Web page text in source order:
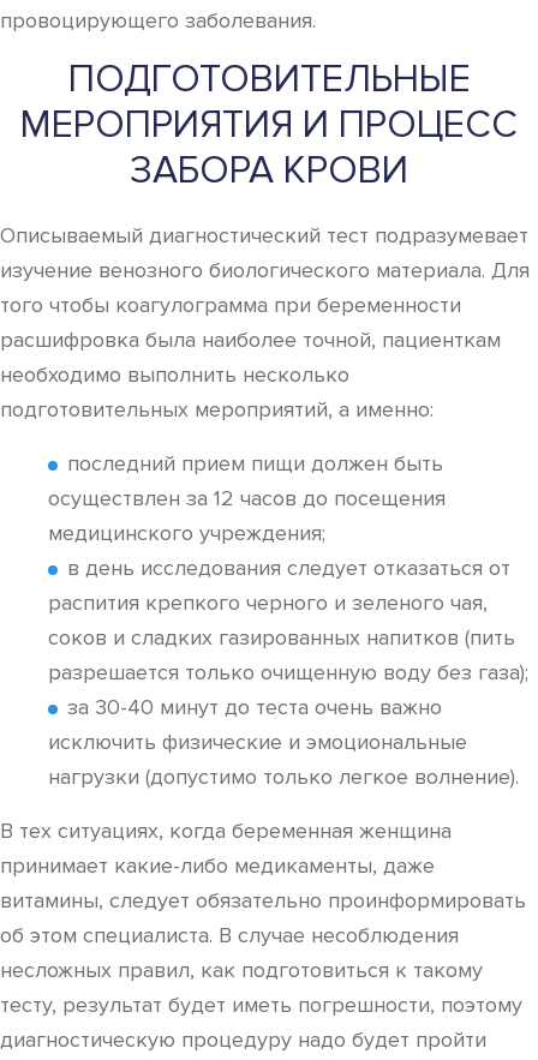
провоцирующего заболевания.
ПОДГОТОВИТЕЛЬНЫЕ
МЕРОПРИЯТИЯ И ПРОЦЕСС
ЗАБОРА КРОВИ
Описываемый диагностический тест подразумевает
изучение венозного биологического материала. Для
того чтобы коагулограмма при беременности
расшифровка была наиболее точной, пациенткам
необходимо выполнить несколько
подготовительных мероприятий, а именно:
последний прием пищи должен быть
осуществлен за 12 часов до посещения
медицинского учреждения;
в день исследования следует отказаться от
распития крепкого черного и зеленого чая,
соков и сладких газированных напитков (пить
разрешается только очищенную воду без газа);
за 30-40 минут до теста очень важно
исключить физические и эмоциональные
нагрузки (допустимо только легкое волнение).
В тех ситуациях, когда беременная женщина
принимает какие-либо медикаменты, даже
витамины, следует обязательно проинформировать
об этом специалиста. В случае несоблюдения
несложных правил, как подготовиться к такому
тесту, результат будет иметь погрешности, поэтому
диагностическую процедуру надо будет пройти